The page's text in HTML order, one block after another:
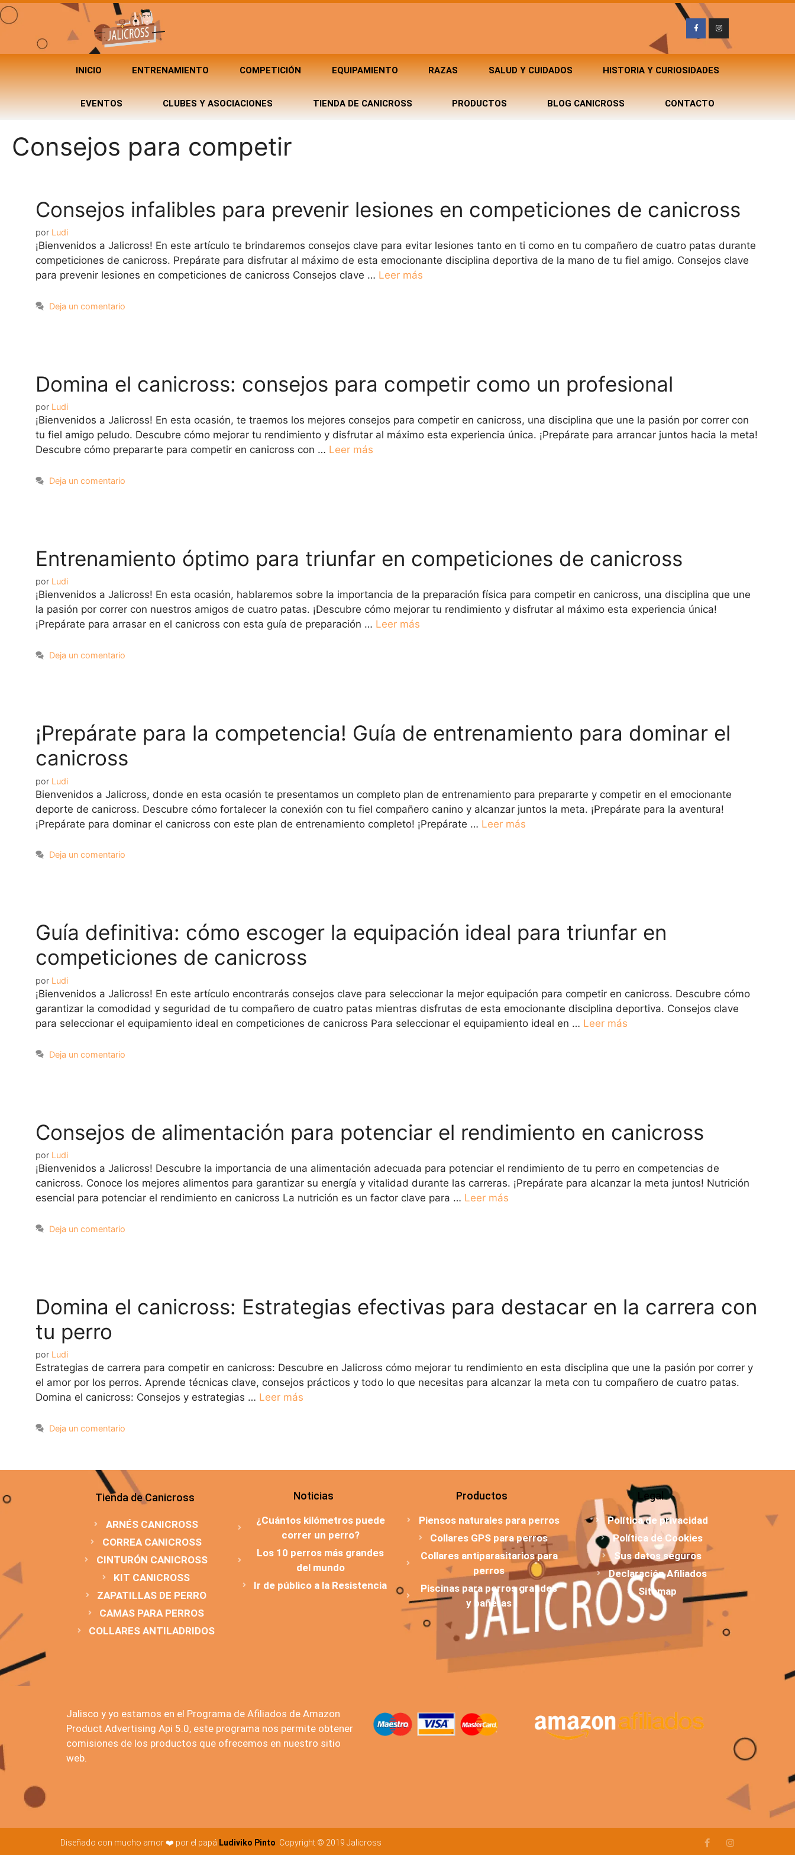
INICIO ENTRENAMIENTO COMPETICIÓN EQUIPAMIENTO RAZAS SALUD Y CUIDADOS HISTORIA Y CURIOSIDADES
EVENTOS CLUBES Y ASOCIACIONES TIENDA DE CANICROSS PRODUCTOS BLOG CANICROSS CONTACTO
Consejos para competir
Consejos infalibles para prevenir lesiones en competiciones de canicross
por Ludi
¡Bienvenidos a Jalicross! En este artículo te brindaremos consejos clave para evitar lesiones tanto en ti como en tu compañero de cuatro patas durante
competiciones de canicross. Prepárate para disfrutar al máximo de esta emocionante disciplina deportiva de la mano de tu fiel amigo. Consejos clave
para prevenir lesiones en competiciones de canicross Consejos clave … Leer más
Deja un comentario
Domina el canicross: consejos para competir como un profesional
por Ludi
¡Bienvenidos a Jalicross! En esta ocasión, te traemos los mejores consejos para competir en canicross, una disciplina que une la pasión por correr con
tu fiel amigo peludo. Descubre cómo mejorar tu rendimiento y disfrutar al máximo esta experiencia única. ¡Prepárate para arrancar juntos hacia la meta!
Descubre cómo prepararte para competir en canicross con … Leer más
Deja un comentario
Entrenamiento óptimo para triunfar en competiciones de canicross
por Ludi
¡Bienvenidos a Jalicross! En esta ocasión, hablaremos sobre la importancia de la preparación física para competir en canicross, una disciplina que une
la pasión por correr con nuestros amigos de cuatro patas. ¡Descubre cómo mejorar tu rendimiento y disfrutar al máximo esta experiencia única!
¡Prepárate para arrasar en el canicross con esta guía de preparación … Leer más
Deja un comentario
¡Prepárate para la competencia! Guía de entrenamiento para dominar el
canicross
por Ludi
Bienvenidos a Jalicross, donde en esta ocasión te presentamos un completo plan de entrenamiento para prepararte y competir en el emocionante
deporte de canicross. Descubre cómo fortalecer la conexión con tu fiel compañero canino y alcanzar juntos la meta. ¡Prepárate para la aventura!
¡Prepárate para dominar el canicross con este plan de entrenamiento completo! ¡Prepárate … Leer más
Deja un comentario
Guía definitiva: cómo escoger la equipación ideal para triunfar en
competiciones de canicross
por Ludi
¡Bienvenidos a Jalicross! En este artículo encontrarás consejos clave para seleccionar la mejor equipación para competir en canicross. Descubre cómo
garantizar la comodidad y seguridad de tu compañero de cuatro patas mientras disfrutas de esta emocionante disciplina deportiva. Consejos clave
para seleccionar el equipamiento ideal en competiciones de canicross Para seleccionar el equipamiento ideal en … Leer más
Deja un comentario
Consejos de alimentación para potenciar el rendimiento en canicross
por Ludi
¡Bienvenidos a Jalicross! Descubre la importancia de una alimentación adecuada para potenciar el rendimiento de tu perro en competencias de
canicross. Conoce los mejores alimentos para garantizar su energía y vitalidad durante las carreras. ¡Prepárate para alcanzar la meta juntos! Nutrición
esencial para potenciar el rendimiento en canicross La nutrición es un factor clave para … Leer más
Deja un comentario
Domina el canicross: Estrategias efectivas para destacar en la carrera con
tu perro
por Ludi
Estrategias de carrera para competir en canicross: Descubre en Jalicross cómo mejorar tu rendimiento en esta disciplina que une la pasión por correr y
el amor por los perros. Aprende técnicas clave, consejos prácticos y todo lo que necesitas para alcanzar la meta con tu compañero de cuatro patas.
Domina el canicross: Consejos y estrategias … Leer más
Deja un comentario
Tienda de Canicross
ARNÉS CANICROSS
CORREA CANICROSS
CINTURÓN CANICROSS
KIT CANICROSS
ZAPATILLAS DE PERRO
CAMAS PARA PERROS
COLLARES ANTILADRIDOS
Noticias
¿Cuántos kilómetros puede
correr un perro?
Los 10 perros más grandes
del mundo
Ir de público a la Resistencia
Productos
Piensos naturales para perros
Collares GPS para perros
Collares antiparasitarios para
perros
Piscinas para perros grandes
y bañeras
Legal
Política de privacidad
Política de Cookies
Sus datos seguros
Declaración Afiliados
Sitemap
Jalisco y yo estamos en el Programa de Afiliados de Amazon
Product Advertising Api 5.0, este programa nos permite obtener
comisiones de los productos que ofrecemos en nuestro sitio
web.
Diseñado con mucho amor ❤️ por el papá Ludiviko Pinto Copyright © 2019 Jalicross